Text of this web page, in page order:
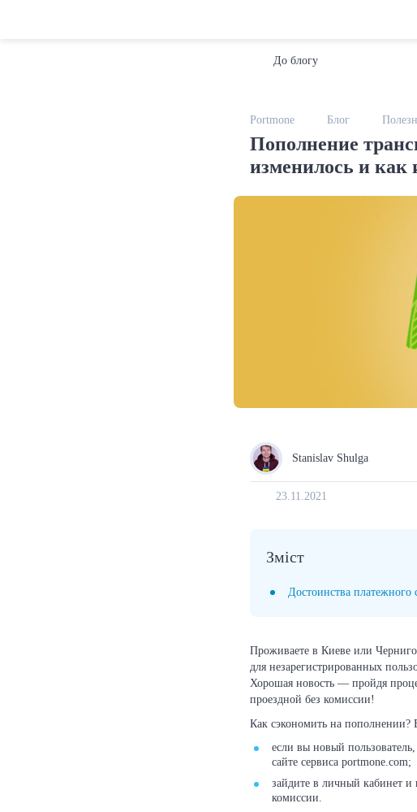
До блогу
Portmone Блог
Пополнение
изменилось и как
Stanislav Shulga
23.11.2021
Зміст
Достоинства платежного
Проживаете в Киеве или
для незарегистрированных
Хорошая новость — пройдя
проездной без комиссии!
Как сэкономить на пополнении?
если вы новый
сайте сервиса portmone.com;
зайдите в личный кабинет и
комиссии.